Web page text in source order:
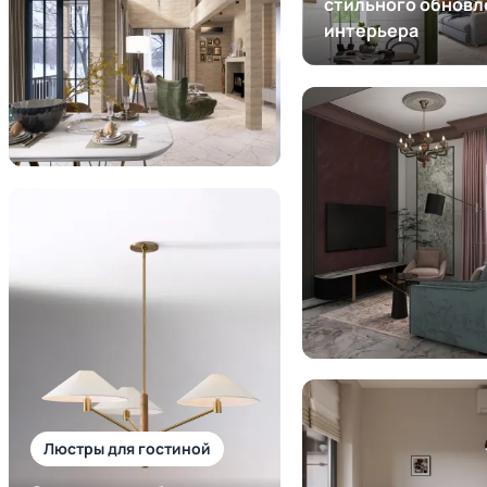
интерьера
Люстры для гостиной